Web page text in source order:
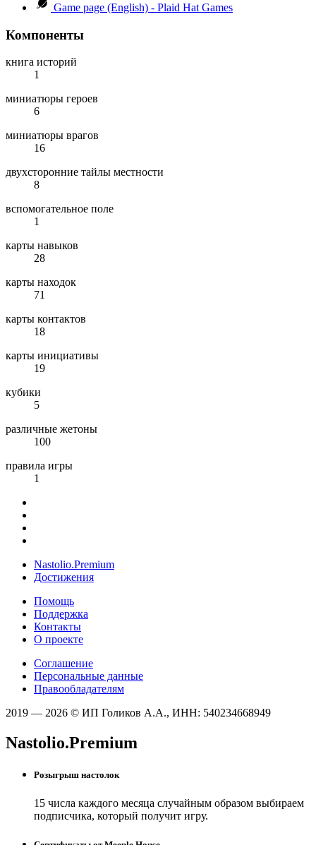
Game page (English) - Plaid Hat Games
Компоненты
книга историй
1
миниатюры героев
6
миниатюры врагов
16
двухсторонние тайлы местности
8
вспомогательное поле
1
карты навыков
28
карты находок
71
карты контактов
18
карты инициативы
19
кубики
5
различные жетоны
100
правила игры
1
Nastolio.Premium
Достижения
Помощь
Поддержка
Контакты
О проекте
Соглашение
Персональные данные
Правообладателям
2019 — 2026 © ИП Голиков А.А., ИНН: 540234668949
Nastolio.Premium
Розыгрыш настолок
15 числа каждого месяца случайным образом выбираем
подписчика, который получит игру.